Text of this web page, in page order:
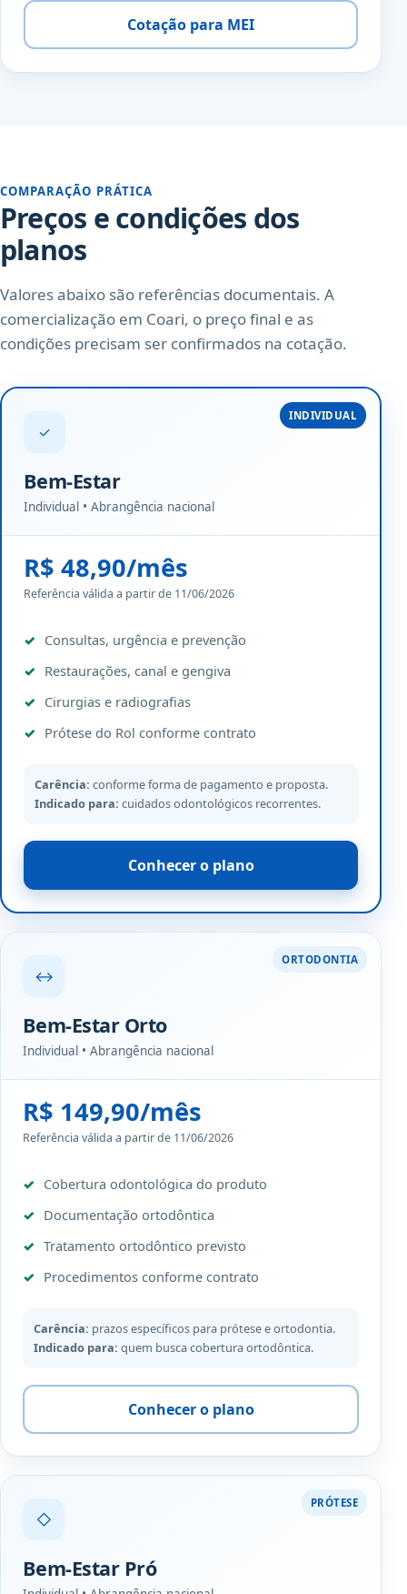
Cotação para MEI
COMPARAÇÃO PRÁTICA
Preços e condições dos
planos
Valores abaixo são referências documentais. A
comercialização em Coari, o preço final e as
condições precisam ser confirmados na cotação.
INDIVIDUAL
✓
Bem-Estar
Individual • Abrangência nacional
R$ 48,90/mês
Referência válida a partir de 11/06/2026
Consultas, urgência e prevenção
Restaurações, canal e gengiva
Cirurgias e radiografias
Prótese do Rol conforme contrato
Carência: conforme forma de pagamento e proposta.
Indicado para: cuidados odontológicos recorrentes.
Conhecer o plano
ORTODONTIA
↔
Bem-Estar Orto
Individual • Abrangência nacional
R$ 149,90/mês
Referência válida a partir de 11/06/2026
Cobertura odontológica do produto
Documentação ortodôntica
Tratamento ortodôntico previsto
Procedimentos conforme contrato
Carência: prazos específicos para prótese e ortodontia.
Indicado para: quem busca cobertura ortodôntica.
Conhecer o plano
PRÓTESE
◇
Bem-Estar Pró